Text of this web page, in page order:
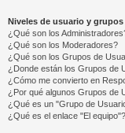
Niveles de usuario y grupos
¿Qué son los
¿Qué son los Moderadores?
¿Qué son los Grupos de
¿Donde están los Grupos de
¿Cómo me convierto en
¿Por qué algunos Grupos de
¿Qué es un "Grupo de
¿Qué es el enlace "El equipo"?